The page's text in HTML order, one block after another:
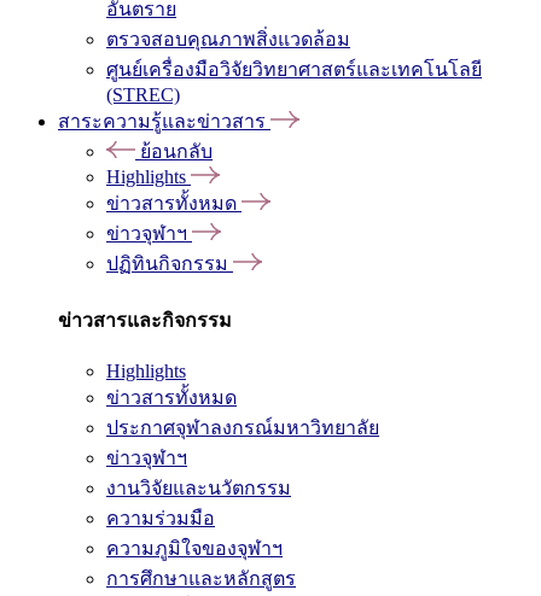
อันตราย
ตรวจสอบคุณภาพสิ่งแวดล้อม
ศูนย์เครื่องมือวิจัยวิทยาศาสตร์และเทคโนโลยี
(STREC)
สาระความรู้และข่าวสาร
ย้อนกลับ
Highlights
ข่าวสารทั้งหมด
ข่าวจุฬาฯ
ปฏิทินกิจกรรม
ข่าวสารและกิจกรรม
Highlights
ข่าวสารทั้งหมด
ประกาศจุฬาลงกรณ์มหาวิทยาลัย
ข่าวจุฬาฯ
งานวิจัยและนวัตกรรม
ความร่วมมือ
ความภูมิใจของจุฬาฯ
การศึกษาและหลักสูตร